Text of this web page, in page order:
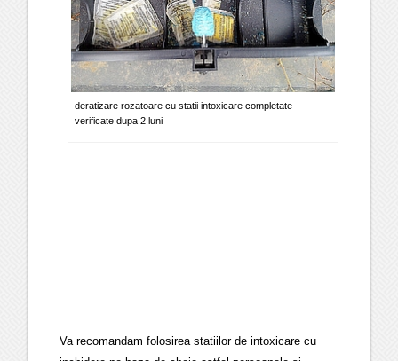
deratizare rozatoare cu statii intoxicare completate
verificate dupa 2 luni
Va recomandam folosirea statiilor de intoxicare cu